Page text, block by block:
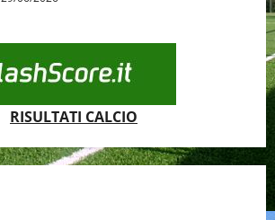
RISULTATI CALCIO